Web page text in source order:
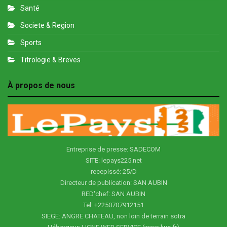
Santé
Societe & Region
Sports
Titrologie & Breves
À propos de nous
Entreprise de presse: SADECOM
SITE: lepays225.net
recepissé: 25/D
Directeur de publication: SAN AUBIN
RED'chef: SAN AUBIN
Tel: +2250707912151
SIEGE: ANGRE CHATEAU, non loin de terrain sotra